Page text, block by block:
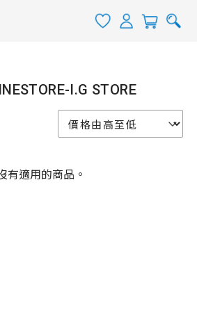
I.G STORE
有適用的商品。